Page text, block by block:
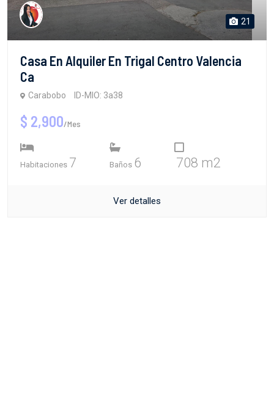
21
Casa En Alquiler En Trigal Centro Valencia
Ca
Carabobo ID-MIO: 3a38
$ 2,900/Mes
Habitaciones 7 Baños 6 708 m2
Ver detalles